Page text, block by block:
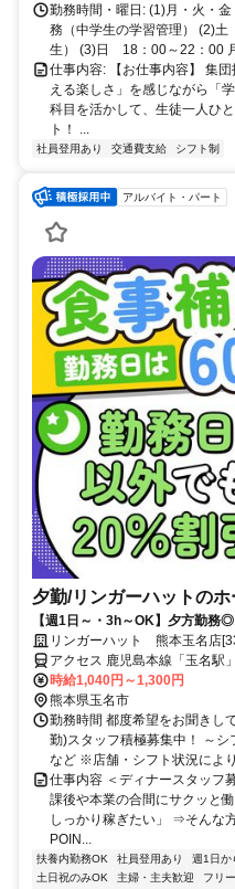
勤務時間・曜日: (1)月・火・
務（中学生の学習管理） (2)
生） (3)日 18：00～22：00
仕事内容: 【お仕事内容】 集
える楽しさ」を感じながら「
科目を活かして、生徒一人ひ
ト！ ...
社員登用あり 交通費支給 シフト制
アルバイト・パート
夕勤/リンガーハットの
【週1日～・3h～OK】夕方勤務
やWワークに◎髪型・髪色自由／
リンガーハット 熊本玉名店
アクセス 鹿児島本線「玉名駅
時給1,040円～1,300円
熊本県玉名市
勤務時間 都度希望をお聞きし
勤)スタッフ積極募集中！ ～
など ※店舗・シフト状況によ
仕事内容 ＜ディナースタッフ
課後や本業の合間にサクッと
しっかり稼ぎたい」 ⇒そんな
POIN...
扶養内勤務OK 社員登用あり 週1日か
土日祝のみOK
主婦・主夫歓迎 フリ